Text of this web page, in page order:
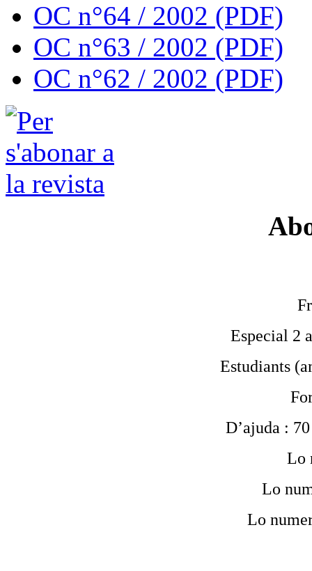
OC n°64 / 2002 (PDF)
OC n°63 / 2002 (PDF)
OC n°62 / 2002 (PDF)
Especial 2
Estudiants
D’ajuda :
Lo
Lo
Lo